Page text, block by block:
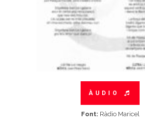
ÀUDIO
Font: Ràdio Maricel